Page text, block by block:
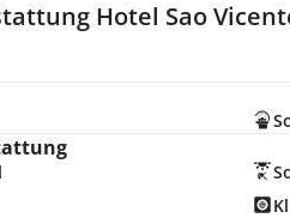
Hotel Sao